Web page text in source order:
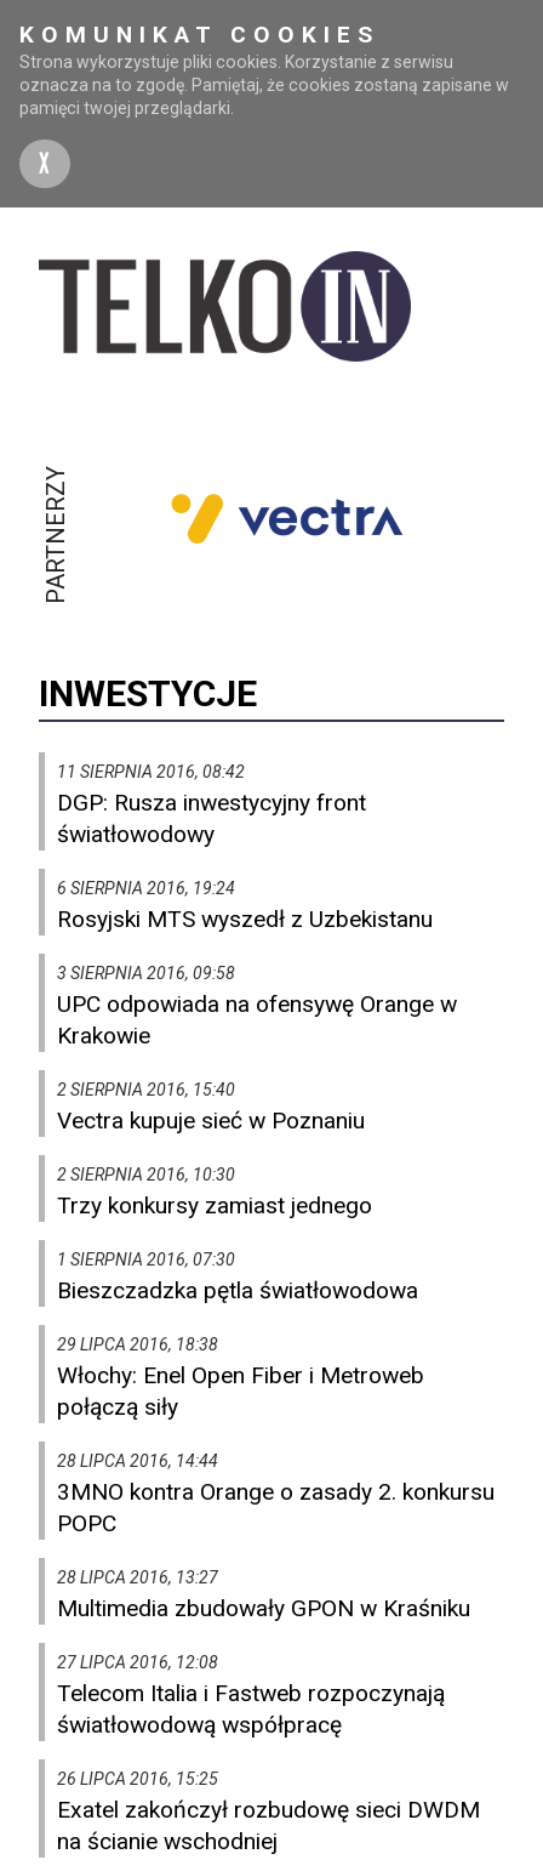
KOMUNIKAT COOKIES
Strona wykorzystuje pliki cookies. Korzystanie z serwisu
oznacza na to zgodę. Pamiętaj, że cookies zostaną zapisane w
pamięci twojej przeglądarki.
X
PARTNERZY
INWESTYCJE
11 SIERPNIA 2016, 08:42
DGP: Rusza inwestycyjny front
światłowodowy
6 SIERPNIA 2016, 19:24
Rosyjski MTS wyszedł z Uzbekistanu
3 SIERPNIA 2016, 09:58
UPC odpowiada na ofensywę Orange w
Krakowie
2 SIERPNIA 2016, 15:40
Vectra kupuje sieć w Poznaniu
2 SIERPNIA 2016, 10:30
Trzy konkursy zamiast jednego
1 SIERPNIA 2016, 07:30
Bieszczadzka pętla światłowodowa
29 LIPCA 2016, 18:38
Włochy: Enel Open Fiber i Metroweb
połączą siły
28 LIPCA 2016, 14:44
3MNO kontra Orange o zasady 2. konkursu
POPC
28 LIPCA 2016, 13:27
Multimedia zbudowały GPON w Kraśniku
27 LIPCA 2016, 12:08
Telecom Italia i Fastweb rozpoczynają
światłowodową współpracę
26 LIPCA 2016, 15:25
Exatel zakończył rozbudowę sieci DWDM
na ścianie wschodniej